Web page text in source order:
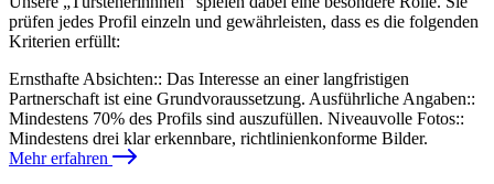
prüfen jedes Profil einzeln und gewährleisten, dass es die folgenden
Kriterien erfüllt:
Ernsthafte Absichten:: Das Interesse an einer langfristigen
Partnerschaft ist eine Grundvoraussetzung. Ausführliche Angaben::
Mindestens 70% des Profils sind auszufüllen. Niveauvolle Fotos::
Mindestens drei klar erkennbare, richtlinienkonforme Bilder.
Mehr erfahren